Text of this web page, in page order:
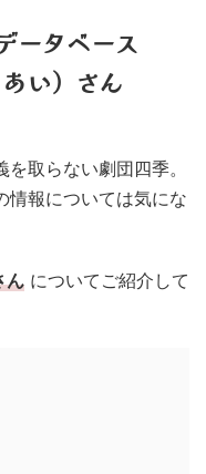
ータベース
い）さん
取らない劇団四季。
情報については気にな
ん についてご紹介して